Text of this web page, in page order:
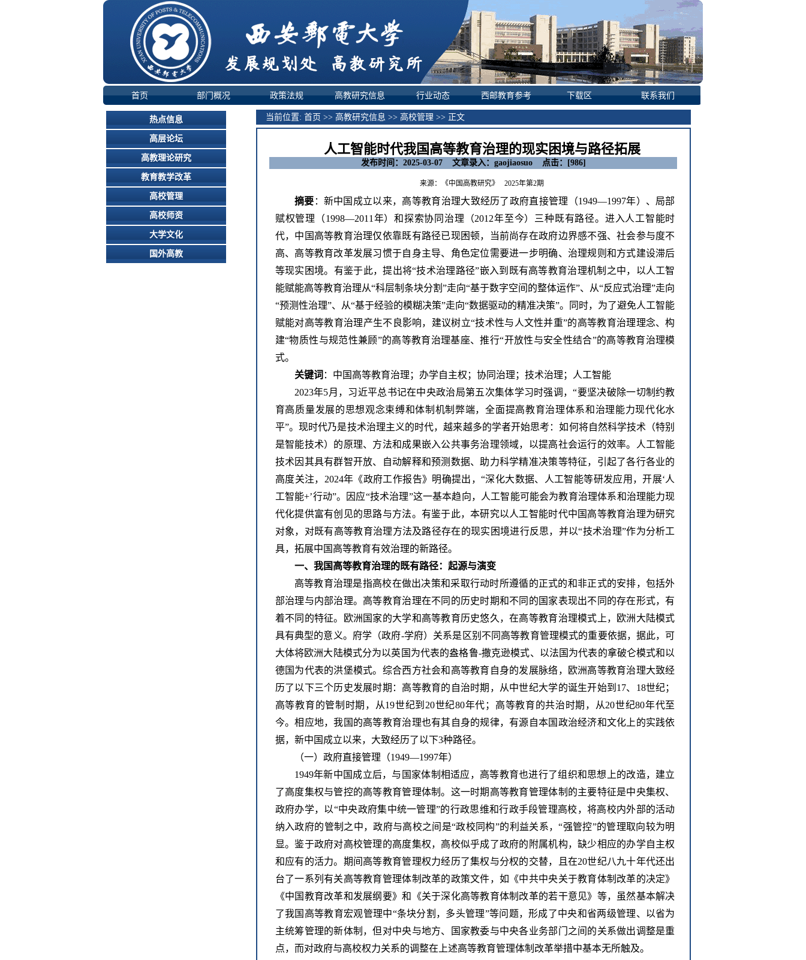
首页 部门概况 政策法规 高教研究信息 行业动态 西邮教育参考 下载区 联系我们
热点信息
高层论坛
高教理论研究
教育教学改革
高校管理
高校师资
大学文化
国外高教
当前位置: 首页 >> 高教研究信息 >> 高校管理 >> 正文
人工智能时代我国高等教育治理的现实困境与路径拓展
发布时间：2025-03-07 文章录入：gaojiaosuo 点击：[986]
来源：《中国高教研究》 2025年第2期
摘要 ：新中国成立以来，高等教育治理大致经历了政府直接管理（1949—1997年）、局部
赋权管理（1998—2011年）和探索协同治理（2012年至今）三种既有路径。进入人工智能时
代，中国高等教育治理仅依靠既有路径已现困顿，当前尚存在政府边界感不强、社会参与度不
高、高等教育改革发展习惯于自身主导、角色定位需要进一步明确、治理规则和方式建设滞后
等现实困境。有鉴于此，提出将“技术治理路径”嵌入到既有高等教育治理机制之中，以人工智
能赋能高等教育治理从“科层制条块分割”走向“基于数字空间的整体运作”、从“反应式治理”走向
“预测性治理”、从“基于经验的模糊决策”走向“数据驱动的精准决策”。同时，为了避免人工智能
赋能对高等教育治理产生不良影响，建议树立“技术性与人文性并重”的高等教育治理理念、构
建“物质性与规范性兼顾”的高等教育治理基座、推行“开放性与安全性结合”的高等教育治理模
式。
关键词 ：中国高等教育治理；办学自主权；协同治理；技术治理；人工智能
2023年5月，习近平总书记在中央政治局第五次集体学习时强调，“要坚决破除一切制约教
育高质量发展的思想观念束缚和体制机制弊端，全面提高教育治理体系和治理能力现代化水
平”。现时代乃是技术治理主义的时代，越来越多的学者开始思考：如何将自然科学技术（特别
是智能技术）的原理、方法和成果嵌入公共事务治理领域，以提高社会运行的效率。人工智能
技术因其具有群智开放、自动解释和预测数据、助力科学精准决策等特征，引起了各行各业的
高度关注，2024年《政府工作报告》明确提出，“深化大数据、人工智能等研发应用，开展‘人
工智能+’行动”。因应“技术治理”这一基本趋向，人工智能可能会为教育治理体系和治理能力现
代化提供富有创见的思路与方法。有鉴于此，本研究以人工智能时代中国高等教育治理为研究
对象，对既有高等教育治理方法及路径存在的现实困境进行反思，并以“技术治理”作为分析工
具，拓展中国高等教育有效治理的新路径。
一、我国高等教育治理的既有路径：起源与演变
高等教育治理是指高校在做出决策和采取行动时所遵循的正式的和非正式的安排，包括外
部治理与内部治理。高等教育治理在不同的历史时期和不同的国家表现出不同的存在形式，有
着不同的特征。欧洲国家的大学和高等教育历史悠久，在高等教育治理模式上，欧洲大陆模式
具有典型的意义。府学（政府-学府）关系是区别不同高等教育管理模式的重要依据，据此，可
大体将欧洲大陆模式分为以英国为代表的盎格鲁-撒克逊模式、以法国为代表的拿破仑模式和以
德国为代表的洪堡模式。综合西方社会和高等教育自身的发展脉络，欧洲高等教育治理大致经
历了以下三个历史发展时期：高等教育的自治时期，从中世纪大学的诞生开始到17、18世纪；
高等教育的管制时期，从19世纪到20世纪80年代；高等教育的共治时期，从20世纪80年代至
今。相应地，我国的高等教育治理也有其自身的规律，有源自本国政治经济和文化上的实践依
据，新中国成立以来，大致经历了以下3种路径。
（一）政府直接管理（1949—1997年）
1949年新中国成立后，与国家体制相适应，高等教育也进行了组织和思想上的改造，建立
了高度集权与管控的高等教育管理体制。这一时期高等教育管理体制的主要特征是中央集权、
政府办学，以“中央政府集中统一管理”的行政思维和行政手段管理高校，将高校内外部的活动
纳入政府的管制之中，政府与高校之间是“政校同构”的利益关系，“强管控”的管理取向较为明
显。鉴于政府对高校管理的高度集权，高校似乎成了政府的附属机构，缺少相应的办学自主权
和应有的活力。期间高等教育管理权力经历了集权与分权的交替，且在20世纪八九十年代还出
台了一系列有关高等教育管理体制改革的政策文件，如《中共中央关于教育体制改革的决定》
《中国教育改革和发展纲要》和《关于深化高等教育体制改革的若干意见》等，虽然基本解决
了我国高等教育宏观管理中“条块分割，多头管理”等问题，形成了中央和省两级管理、以省为
主统筹管理的新体制，但对中央与地方、国家教委与中央各业务部门之间的关系做出调整是重
点，而对政府与高校权力关系的调整在上述高等教育管理体制改革举措中基本无所触及。